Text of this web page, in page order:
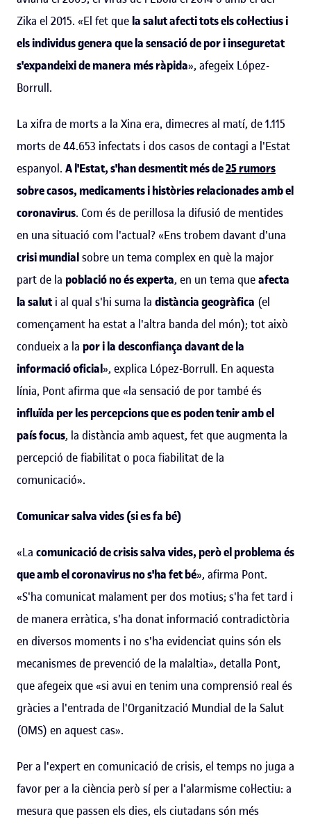
Zika el 2015. «El fet que la salut afecti tots els col·lectius i
els individus genera que la sensació de por i inseguretat
s'expandeixi de manera més ràpida», afegeix López-
Borrull.
La xifra de morts a la Xina era, dimecres al matí, de 1.115
morts de 44.653 infectats i dos casos de contagi a l'Estat
espanyol. A l'Estat, s'han desmentit més de25 rumors
sobre casos, medicaments i històries relacionades amb el
coronavirus. Com és de perillosa la difusió de mentides
en una situació com l'actual? «Ens trobem davant d'una
crisi mundialsobre un tema complex en què la major
part de la població no és experta, en un tema queafecta
la salut i al qual s'hi suma la distància geogràfica (el
començament ha estat a l'altra banda del món); tot això
condueix a la por i la desconfiança davant de la
informació oficial», explica López-Borrull. En aquesta
línia, Pont afirma que «la sensació de por també és
influïda per les percepcions que es poden tenir amb el
país focus, la distància amb aquest, fet que augmenta la
percepció de fiabilitat o poca fiabilitat de la
comunicació».
Comunicar salva vides (si es fa bé)
«La comunicació de crisis salva vides, però el problema és
que amb el coronavirus no s'ha fet bé», afirma Pont.
«S'ha comunicat malament per dos motius; s'ha fet tard i
de manera erràtica, s'ha donat informació contradictòria
en diversos moments i no s'ha evidenciat quins són els
mecanismes de prevenció de la malaltia», detalla Pont,
que afegeix que «si avui en tenim una comprensió real és
gràcies a l'entrada de l'Organització Mundial de la Salut
(OMS) en aquest cas».
Per a l'expert en comunicació de crisis, el temps no juga a
favor per a la ciència però sí per a l'alarmisme col·lectiu: a
mesura que passen els dies, els ciutadans són més